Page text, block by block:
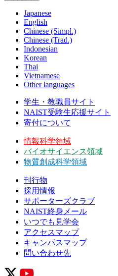
Japanese
English
Chinese (Simpl.)
Chinese (Trad.)
Indonesian
Korean
Thai
Vietnamese
Other languages
学生・教職員サイト
NAIST受験生応援サイト
寄付について
情報科学領域
バイオサイエンス領域
物質創成科学領域
刊行物
採用情報
サポーターズクラブ
NAIST終身メール
いつでも見学会
アクセスマップ
キャンパスマップ
問い合わせ先